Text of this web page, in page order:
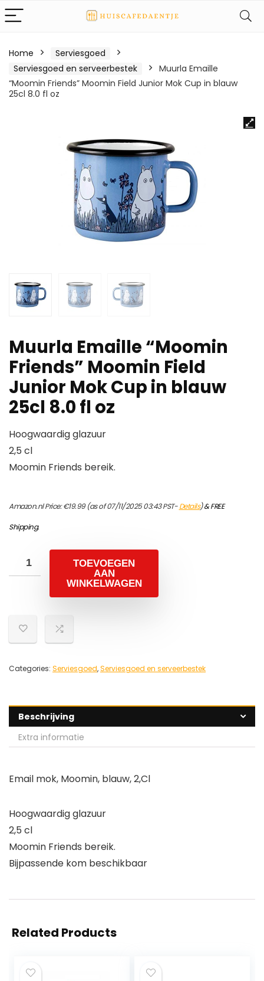
Home
Serviesgoed
Serviesgoed en serveerbestek
Muurla Emaille
“Moomin Friends” Moomin Field Junior Mok Cup in blauw
25cl 8.0 fl oz
Muurla Emaille “Moomin
Friends” Moomin Field
Junior Mok Cup in blauw
25cl 8.0 fl oz
Hoogwaardig glazuur
2,5 cl
Moomin Friends bereik.
Amazon.nl Price:€19.99(as of 07/11/2025 03:43 PST-Details)&FREE
Shipping.
TOEVOEGEN
AAN
WINKELWAGEN
Categories: Serviesgoed,Serviesgoed en serveerbestek
Beschrijving
Extra informatie
Email mok, Moomin, blauw, 2,Cl
Hoogwaardig glazuur
2,5 cl
Moomin Friends bereik.
Bijpassende kom beschikbaar
Related Products